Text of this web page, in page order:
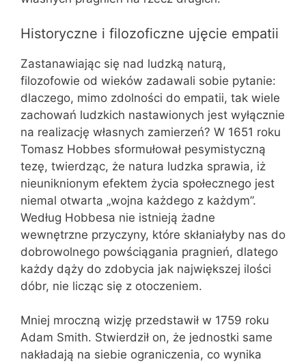
Historyczne i filozoficzne ujęcie empatii
Zastanawiając się nad ludzką naturą,
filozofowie od wieków zadawali sobie pytanie:
dlaczego, mimo zdolności do empatii, tak wiele
zachowań ludzkich nastawionych jest wyłącznie
na realizację własnych zamierzeń? W 1651 roku
Tomasz Hobbes sformułował pesymistyczną
tezę, twierdząc, że natura ludzka sprawia, iż
nieuniknionym efektem życia społecznego jest
niemal otwarta „wojna każdego z każdym”.
Według Hobbesa nie istnieją żadne
wewnętrzne przyczyny, które skłaniałyby nas do
dobrowolnego powściągania pragnień, dlatego
każdy dąży do zdobycia jak największej ilości
dóbr, nie licząc się z otoczeniem.
Mniej mroczną wizję przedstawił w 1759 roku
Adam Smith. Stwierdził on, że jednostki same
nakładają na siebie ograniczenia, co wynika